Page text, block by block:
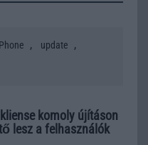
, update ,
komoly újításon
lesz a felhasználók